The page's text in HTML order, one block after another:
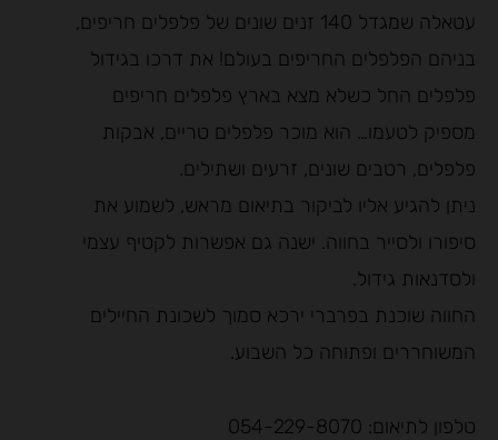
עטאלה שמגדל 140 זנים שונים של פלפלים חריפים,
בניהם הפלפלים החריפים בעולם! את דרכו בגידול
פלפלים החל כשלא מצא בארץ פלפלים חריפים
מספיק לטעמו… הוא מוכר פלפלים טריים, אבקות
פלפלים, רטבים שונים, זרעים ושתילים.
ניתן להגיע אליו לביקור בתיאום מראש, לשמוע את
סיפורו ולסייר בחווה. ישנה גם אפשרות לקטיף עצמי
ולסדנאות גידול.
החווה שוכנת בפרברי ירכא סמוך לשכונת החיילים
המשוחררים ופתוחה כל השבוע.
טלפון לתיאום: 054-229-8070